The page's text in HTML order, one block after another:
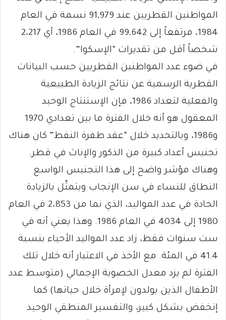
المواطنين القطريين عند 91,979 نسمة في العام
1984، مرتفعاً إلى 99,642 في العام 1986، أي 2،217
شخصاً أقل من تقديرات “الإسكوا”.
في ضوء عدد المواطنين القطريين حسب البيانات
القطرية الرسمية عن نتائج الزيادة الطبيعية
والفعلية لتعداد 1986، فإن الإستنتاج الوحيد
المعقول هو أنه خلال الفترة ما بين تعدادي 1970
و1986، وبالتحديد خلال “عقد طفرة النفط” كان هناك
تجنيس أعداد كبيرة من الذكور والإناث في قطر.
وهناك مؤشر واضح إلى هذا التجنيس الواسع
النطاق للنساء في سن الإنجاب ويتمثّل بالزيادة
الحادة في عدد المواليد، الذي نما من 2،853 في العام
1980 إلى 4034 في العام 1986. وهذا يعني أنه في
ست سنوات فقط، زاد عدد المواليد الأحياء بنسبة
41.4 في المئة. مع الأخذ في الاعتبار أنه خلال تلك
الفترة لم يزد معدل الخصوبة الإجمالي (متوسط عدد
الأطفال الذين يولدون لإمرأة خلال حياتها) كما
إنخفض بشكل كبير، والتفسير المنطقي الوحيد